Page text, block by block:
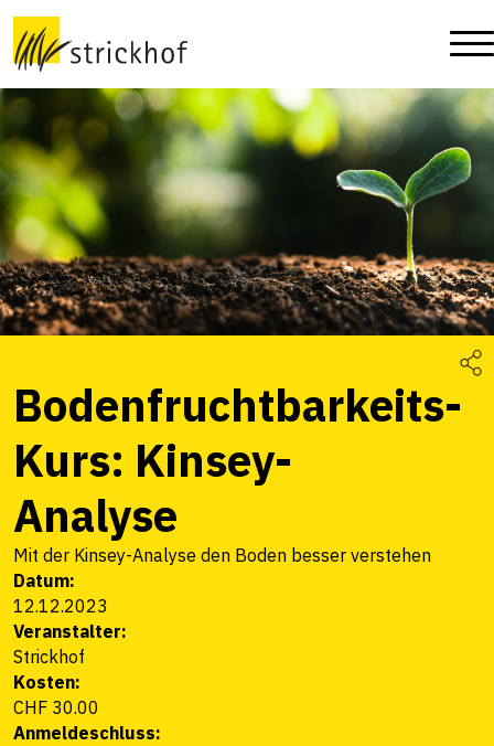
Bodenfruchtbarkeits-
Kurs: Kinsey-
Analyse
Mit der Kinsey-Analyse den Boden besser verstehen
Datum:
12.12.2023
Veranstalter:
Strickhof
Kosten:
CHF 30.00
Anmeldeschluss: